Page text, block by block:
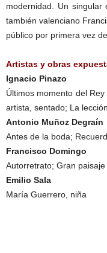
modernidad. Un
también valenciano
público por primera vez
Artistas y obras
Ignacio Pinazo
Últimos momento del
artista, sentado; La
Antonio Muñoz Degraín
Antes de la boda;
Francisco Domingo
Autorretrato; Gran
Emilio Sala
María Guerrero, niña